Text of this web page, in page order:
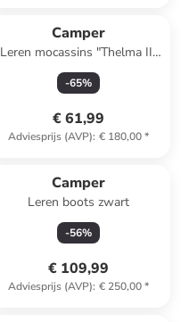
Camper
Leren mocassins "Thelma II"
zwart
-65%
€ 61,99
Adviesprijs (AVP): € 180,00*
Camper
Leren boots zwart
-56%
€ 109,99
Adviesprijs (AVP): € 250,00*